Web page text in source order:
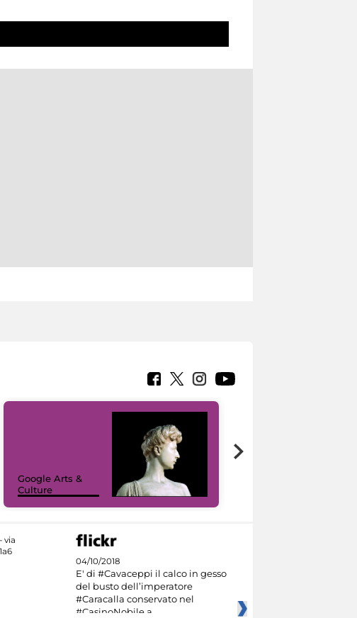
Google Arts &
Culture
04/10/2018
E' di #Cavaceppi il calco in gesso
del busto dell’imperatore
#Caracalla conservato nel
#CasinoNobile a